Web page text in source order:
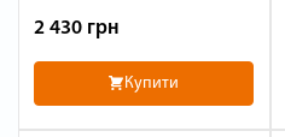
2 430 грн
Купити